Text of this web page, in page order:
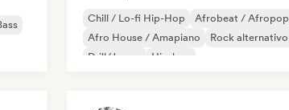
Chill / Lo-fi Hip-Hop
Afrobeat / Afropop
Afro House / Amapiano
Rock alternativo
Drill/Jersey
Hip-hop